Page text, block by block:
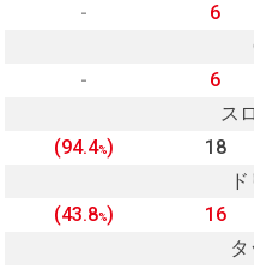
- 6
-
6
ス
(94.4%) 18
(43.8%) 16